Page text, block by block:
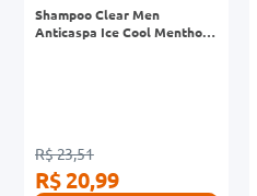
Shampoo Clear Men
Anticaspa Ice Cool Menthol
R$ 23,51
R$ 20,99